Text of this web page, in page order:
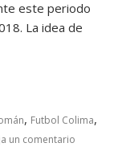
este periodo
La idea de
, Futbol Colima,
un comentario